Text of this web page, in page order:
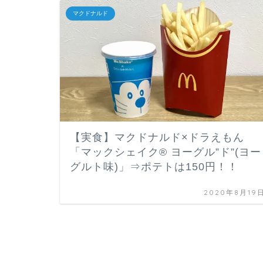
マクドナルド
【実食】マクドナルド×ドラえもん
「マックシェイク® ヨーグル”ド”(ヨー
グルト味)」⇒ポテトは150円！！
2020年8月19